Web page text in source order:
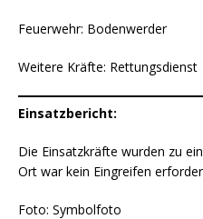
Feuerwehr: Bodenwerder
Weitere Kräfte: Rettungsdienst
Einsatzbericht:
Die Einsatzkräfte wurden zu
Ort war kein Eingreifen
Foto: Symbolfoto